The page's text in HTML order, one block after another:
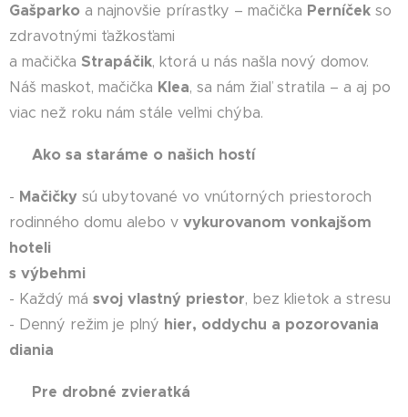
Gašparko a najnovšie prírastky – mačička Perníček so
zdravotnými ťažkosťami
a mačička Strapáčik, ktorá u nás našla nový domov.
Náš maskot, mačička Klea, sa nám žiaľ stratila – a aj po
viac než roku nám stále veľmi chýba. 😿
Ako sa staráme o našich hostí
- Mačičky sú ubytované vo vnútorných priestoroch
rodinného domu alebo v vykurovanom vonkajšom
hoteli
s výbehmi
- Každý má svoj vlastný priestor, bez klietok a stresu
- Denný režim je plný hier, oddychu a pozorovania
diania
Pre drobné zvieratká